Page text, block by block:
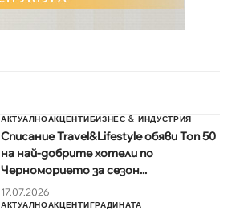
АКТУАЛНОАКЦЕНТИБИЗНЕС & ИНДУСТРИЯ
Списание Travel&Lifestyle обяви Топ 50
на най-добрите хотели по
Черноморието за сезон...
17.07.2026
АКТУАЛНОАКЦЕНТИГРАДИНАТА